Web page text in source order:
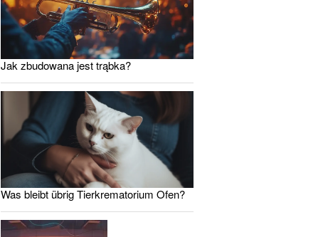
Jak zbudowana jest trąbka?
Was bleibt übrig Tierkrematorium Ofen?